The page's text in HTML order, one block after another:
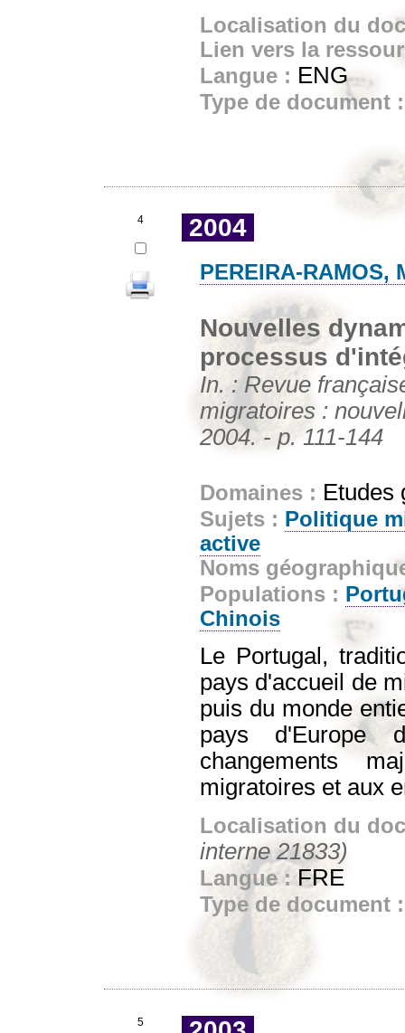
Localisation du
Lien vers la
Langue : ENG
Type de document
4 2004
PEREIRA-RAMOS,
Nouvelles
processus
In. : Revue
migratoires :
2004. - p. 111-144
Domaines : Etudes
Sujets : Politique
active
Noms
Populations :
Chinois
Le Portugal,
pays d'accueil de
puis du monde
pays d'Europe
changements
migratoires et aux
Localisation du
interne 21833)
Langue :FRE
Type de document
5